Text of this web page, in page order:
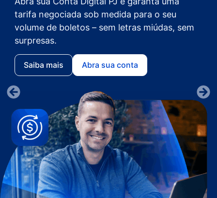
tarifa negociada sob medida para o seu
volume de boletos – sem letras miúdas, sem
surpresas.
Saiba mais Abra sua conta